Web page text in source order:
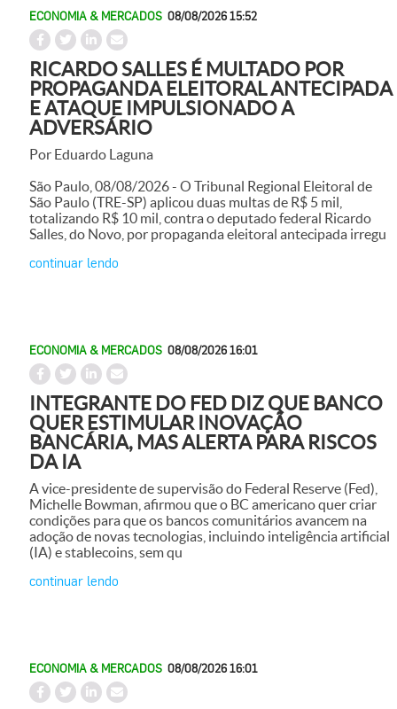
ECONOMIA & MERCADOS 08/08/2026 15:52
RICARDO SALLES É MULTADO POR
PROPAGANDA ELEITORAL ANTECIPADA
E ATAQUE IMPULSIONADO A
ADVERSÁRIO
Por Eduardo Laguna
São Paulo, 08/08/2026 - O Tribunal Regional Eleitoral de
São Paulo (TRE-SP) aplicou duas multas de R$ 5 mil,
totalizando R$ 10 mil, contra o deputado federal Ricardo
Salles, do Novo, por propaganda eleitoral antecipada irregu
continuar lendo
ECONOMIA & MERCADOS 08/08/2026 16:01
INTEGRANTE DO FED DIZ QUE BANCO
QUER ESTIMULAR INOVAÇÃO
BANCÁRIA, MAS ALERTA PARA RISCOS
DA IA
A vice-presidente de supervisão do Federal Reserve (Fed),
Michelle Bowman, afirmou que o BC americano quer criar
condições para que os bancos comunitários avancem na
adoção de novas tecnologias, incluindo inteligência artificial
(IA) e stablecoins, sem qu
continuar lendo
ECONOMIA & MERCADOS 08/08/2026 16:01